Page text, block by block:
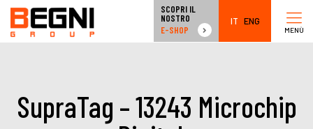
MENÙ
SCOPRI IL
NOSTRO
E-SHOP
IT ENG
SupraTag – 13243 Microchip